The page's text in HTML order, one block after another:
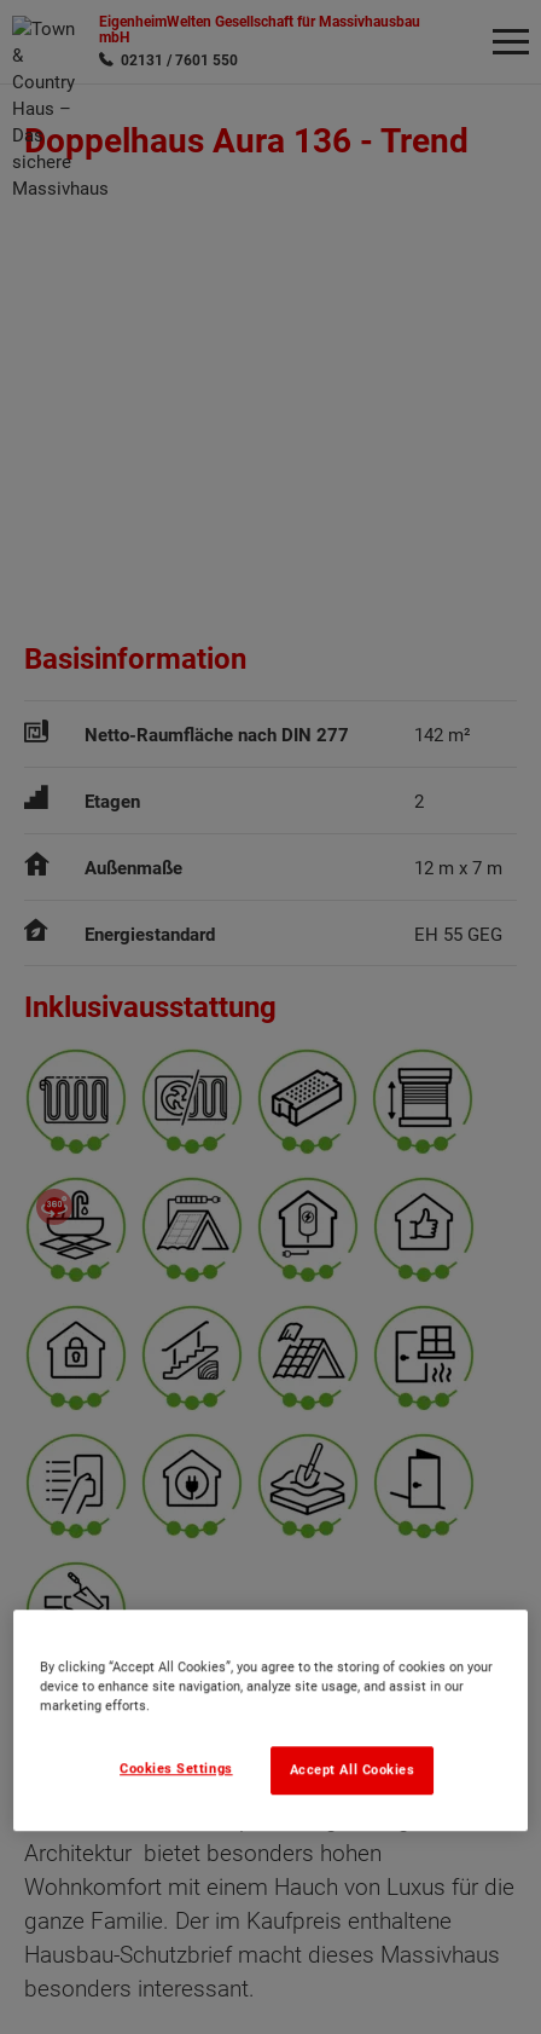
EigenheimWelten Gesellschaft für Massivhausbau
mbH
02131 / 7601 550
Doppelhaus Aura 136 - Trend
Basisinformation
Netto-Raumfläche nach DIN 277 142 m²
Etagen 2
Außenmaße 12 m x 7 m
Energiestandard EH 55 GEG
Inklusivausstattung
Das Doppelhaus Aura 136 überzeugt nicht nur
Architektur bietet besonders hohen
Wohnkomfort mit einem Hauch von Luxus für die
ganze Familie. Der im Kaufpreis enthaltene
Hausbau-Schutzbrief macht dieses Massivhaus
besonders interessant.
Wonach möchten Sie suchen?
By clicking “Accept All Cookies”, you agree to the storing of cookies on your
device to enhance site navigation, analyze site usage, and assist in our
marketing efforts.
Accept All Cookies
Cookies Settings